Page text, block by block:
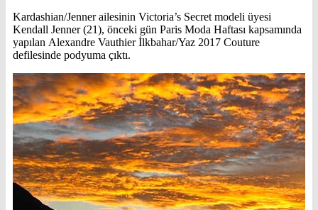
Kardashian/Jenner ailesinin Victoria’s Secret modeli üyesi
Kendall Jenner (21), önceki gün Paris Moda Haftası kapsamında
yapılan Alexandre Vauthier İlkbahar/Yaz 2017 Couture
defilesinde podyuma çıktı.